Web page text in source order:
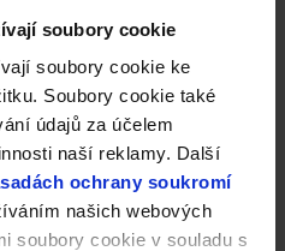
soubory cookie
soubory cookie ke
Soubory cookie také
údajů za účelem
naší reklamy. Další
ochrany soukromí
našich webových
soubory cookie v souladu s